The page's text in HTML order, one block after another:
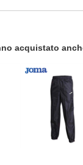
acquistato